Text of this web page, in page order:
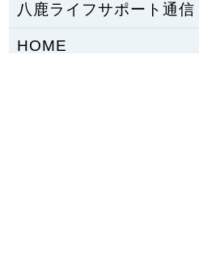
八鹿ライフサポート通信
HOME